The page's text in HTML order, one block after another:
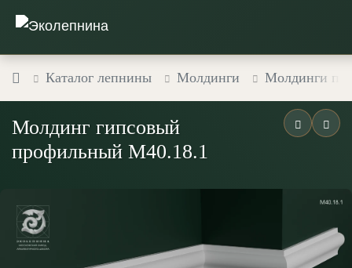
Каталог лепнины Молдинги Молдинги
Молдинг гипсовый
профильный М40.18.1